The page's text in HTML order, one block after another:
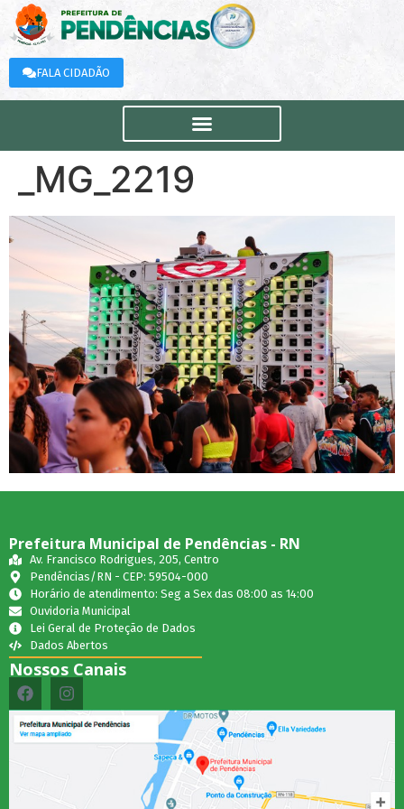
FALA CIDADÃO
_MG_2219
Prefeitura Municipal de Pendências - RN
Av. Francisco Rodrigues, 205, Centro
Pendências/RN - CEP: 59504-000
Horário de atendimento: Seg a Sex das 08:00 as 14:00
Ouvidoria Municipal
Lei Geral de Proteção de Dados
Dados Abertos
Nossos Canais